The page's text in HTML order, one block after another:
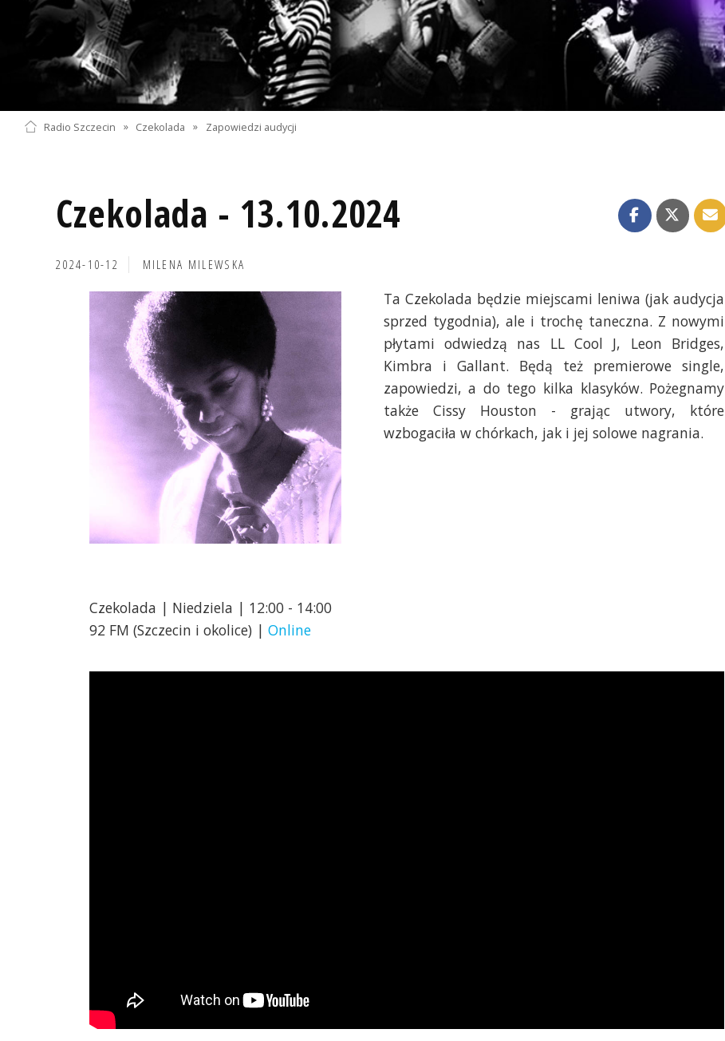
Radio Szczecin » Czekolada » Zapowiedzi audycji
Czekolada - 13.10.2024
2024-10-12 MILENA MILEWSKA
Ta Czekolada będzie miejscami leniwa (jak audycja
sprzed tygodnia), ale i trochę taneczna. Z nowymi
płytami odwiedzą nas LL Cool J, Leon Bridges,
Kimbra i Gallant. Będą też premierowe single,
zapowiedzi, a do tego kilka klasyków. Pożegnamy
także Cissy Houston - grając utwory, które
wzbogaciła w chórkach, jak i jej solowe nagrania.
Czekolada | Niedziela | 12:00 - 14:00
92 FM (Szczecin i okolice) | Online